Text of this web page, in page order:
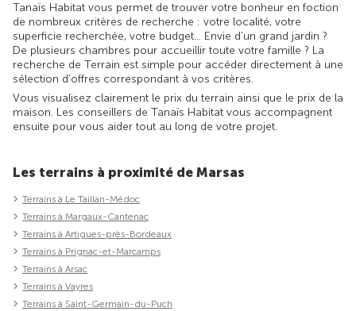
Tanaïs Habitat vous permet de trouver votre bonheur en foction
de nombreux critères de recherche : votre localité, votre
superficie recherchée, votre budget... Envie d'un grand jardin ?
De plusieurs chambres pour accueillir toute votre famille ? La
recherche de Terrain est simple pour accéder directement à une
sélection d'offres correspondant à vos critères.
Vous visualisez clairement le prix du terrain ainsi que le prix de la
maison. Les conseillers de Tanaïs Habitat vous accompagnent
ensuite pour vous aider tout au long de votre projet.
Les terrains à proximité de Marsas
Terrains à Le Taillan-Médoc
Terrains à Margaux-Cantenac
Terrains à Artigues-près-Bordeaux
Terrains à Prignac-et-Marcamps
Terrains à Arsac
Terrains à Vayres
Terrains à Saint-Germain-du-Puch